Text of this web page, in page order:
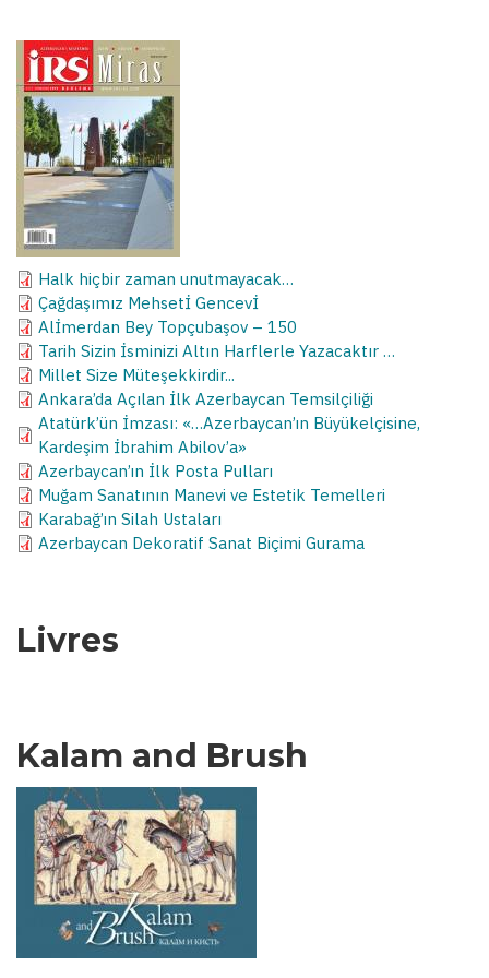
Halk hiçbir zaman unutmayacak…
Çağdaşımız Mehsetİ Gencevİ
Alİmerdan Bey Topçubaşov – 150
Tarih Sizin İsminizi Altın Harflerle Yazacaktır …
Millet Size Müteşekkirdir...
Ankara’da Açılan İlk Azerbaycan Temsilçiliği
Atatürk’ün İmzası: «…Azerbaycan’ın Büyükelçisine,
Kardeşim İbrahim Abilov’a»
Azerbaycan’ın İlk Posta Pulları
Muğam Sanatının Manevi ve Estetik Temelleri
Karabağ’ın Silah Ustaları
Azerbaycan Dekoratif Sanat Biçimi Gurama
Livres
Kalam and Brush